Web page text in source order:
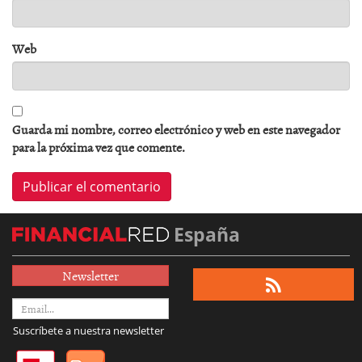
Web
Guarda mi nombre, correo electrónico y web en este navegador
para la próxima vez que comente.
España
Newsletter
Suscríbete a nuestra newsletter